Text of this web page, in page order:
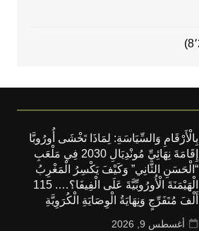
بِالْأَرْقَامِ وَالسِّيَاسَةِ: لِمَاذَا تَخْشَى أُورُوبَّا
إِقَامَةَ نِهَائِيِّ مُونْدِيَالِ 2030 فِي مَلْعَبِ
“الْحَسَنِ الثَّانِي” وَكَيْفَ يَكْسِرُ الْمَغْرِبُ
الْهَيْمَنَةَ الْأُورُوبِّيَّةَ عَلَى الْفِيفَا؟…. 115
أَلْفَ مُتَفَرِّجٍ وَنِهَايَةُ الْوِصَايَةِ الْكُرَوِيَّةِ
أغسطس 9, 2026